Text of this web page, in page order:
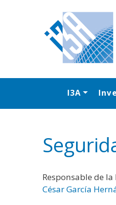
I3A
Responsable de la
César García